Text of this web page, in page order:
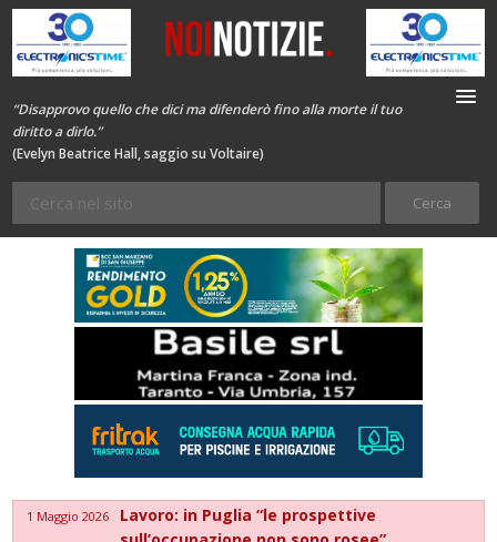
“Disapprovo quello che dici ma difenderò fino alla morte il tuo
diritto a dirlo.”
(Evelyn Beatrice Hall, saggio su Voltaire)
1 Maggio 2026
Lavoro: in Puglia “le prospettive